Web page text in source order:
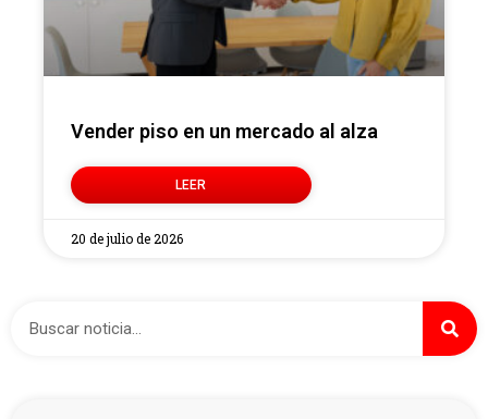
Vender piso en un mercado al alza
LEER
20 de julio de 2026